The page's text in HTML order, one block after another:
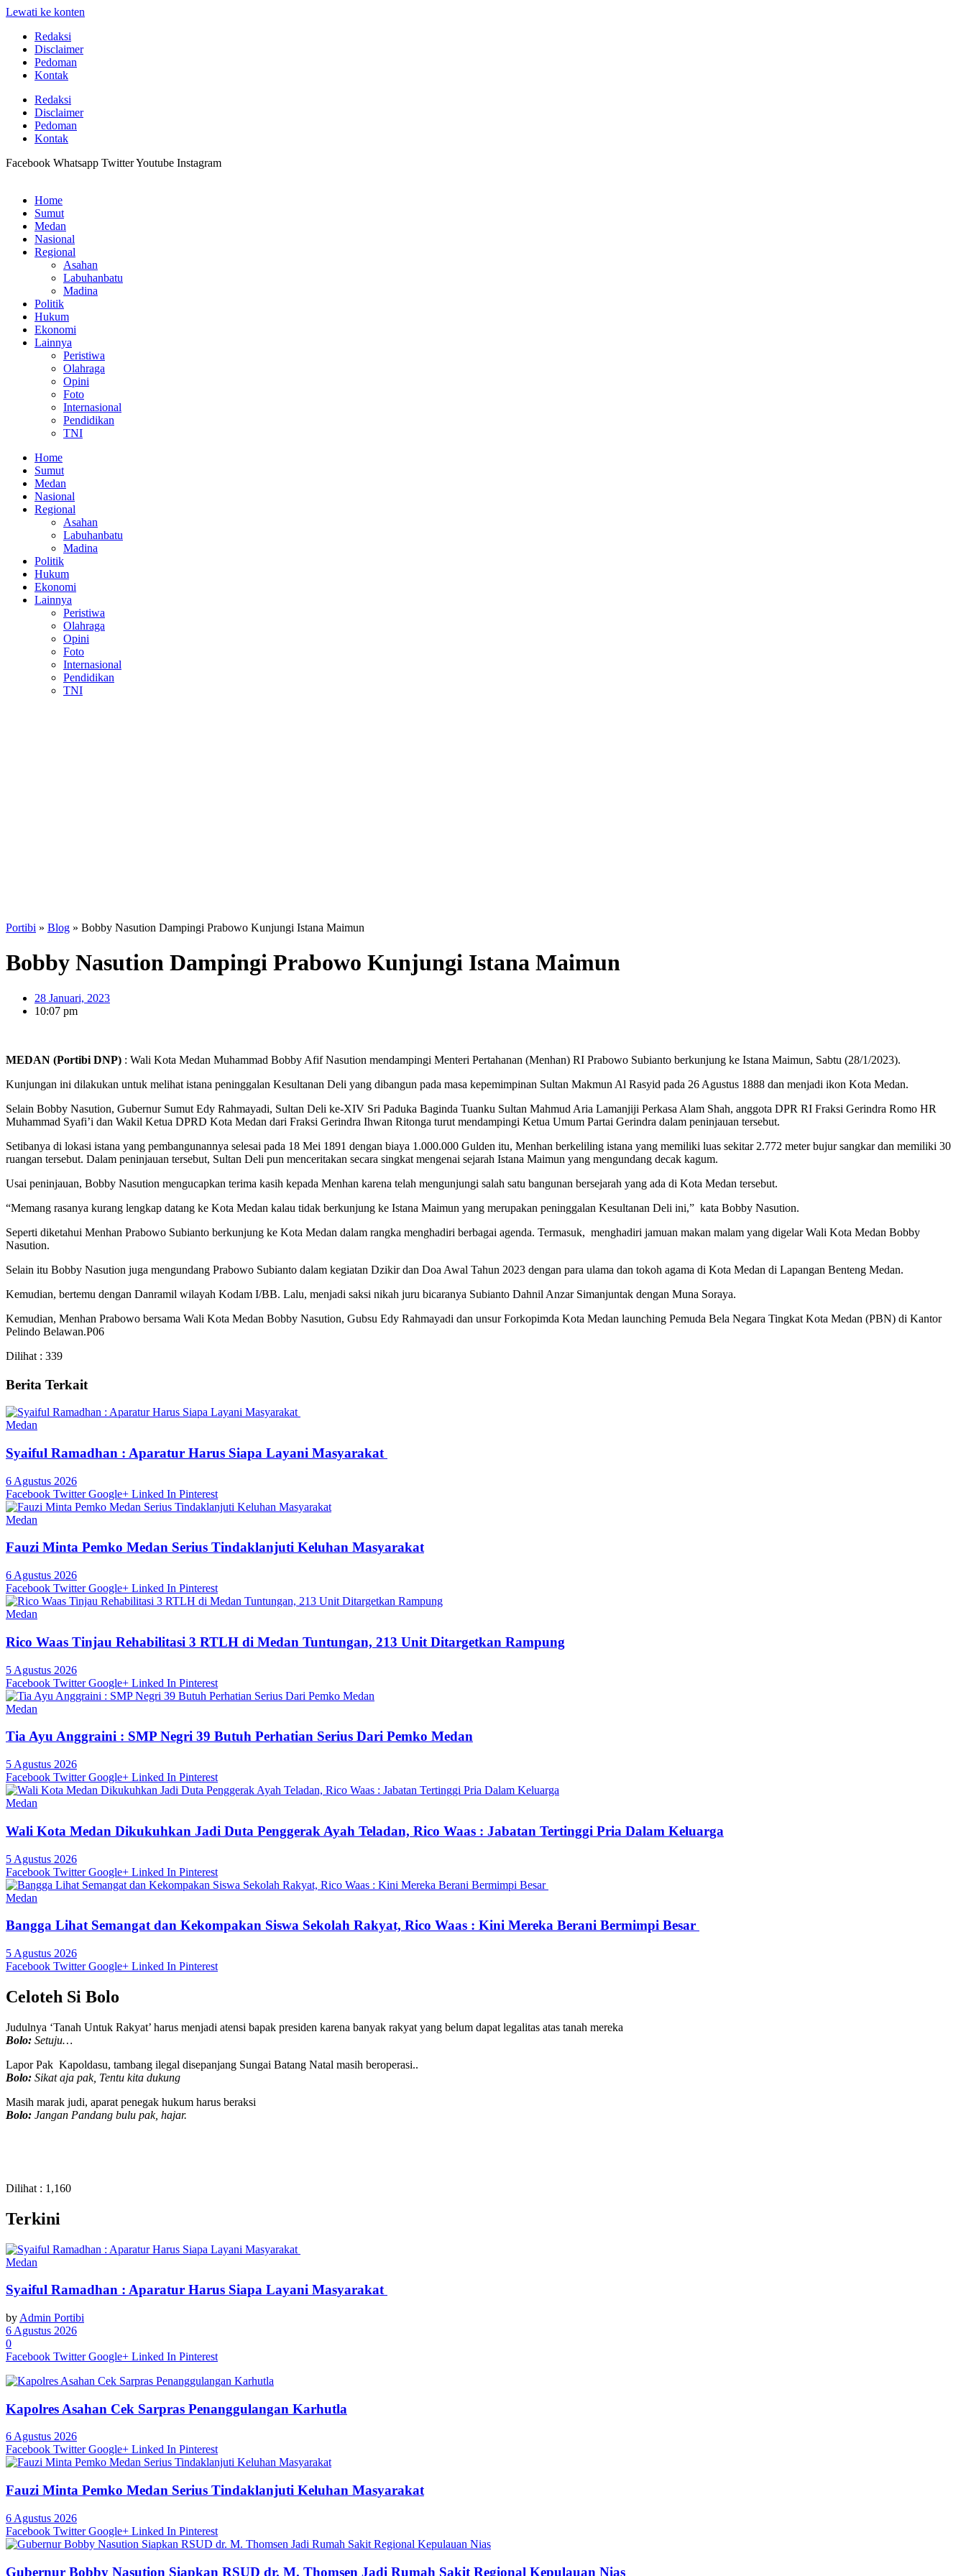
Lewati ke konten
Redaksi
Disclaimer
Pedoman
Kontak
Redaksi
Disclaimer
Pedoman
Kontak
Facebook Whatsapp TwitterYoutube Instagram
Home
Sumut
Medan
Nasional
Regional
Asahan
Labuhanbatu
Madina
Politik
Hukum
Ekonomi
Lainnya
Peristiwa
Olahraga
Opini
Foto
Internasional
Pendidikan
TNI
Home
Sumut
Medan
Nasional
Regional
Asahan
Labuhanbatu
Madina
Politik
Hukum
Ekonomi
Lainnya
Peristiwa
Olahraga
Opini
Foto
Internasional
Pendidikan
TNI
Portibi » Blog » Bobby Nasution Dampingi Prabowo Kunjungi Istana Maimun
Bobby Nasution Dampingi Prabowo Kunjungi Istana Maimun
28 Januari, 2023
10:07 pm
MEDAN (Portibi DNP) : Wali Kota Medan Muhammad Bobby Afif Nasution mendampingi Menteri Pertahanan (Menhan) RI Prabowo Subianto berkunjung ke Istana Maimun, Sabtu (28/1/2023).
Kunjungan ini dilakukan untuk melihat istana peninggalan Kesultanan Deli yang dibangun pada masa kepemimpinan Sultan Makmun Al Rasyid pada 26 Agustus 1888 dan menjadi ikon Kota Medan.
Selain Bobby Nasution, Gubernur Sumut Edy Rahmayadi, Sultan Deli ke-XIV Sri Paduka Baginda Tuanku Sultan Mahmud Aria Lamanjiji Perkasa Alam Shah, anggota DPR RI Fraksi Gerindra Romo HR
Muhammad Syafi’i dan Wakil Ketua DPRD Kota Medan dari Fraksi Gerindra Ihwan Ritonga turut mendampingi Ketua Umum Partai Gerindra dalam peninjauan tersebut.
Setibanya di lokasi istana yang pembangunannya selesai pada 18 Mei 1891 dengan biaya 1.000.000 Gulden itu, Menhan berkeliling istana yang memiliki luas sekitar 2.772 meter bujur sangkar dan memiliki 30
ruangan tersebut. Dalam peninjauan tersebut, Sultan Deli pun menceritakan secara singkat mengenai sejarah Istana Maimun yang mengundang decak kagum.
Usai peninjauan, Bobby Nasution mengucapkan terima kasih kepada Menhan karena telah mengunjungi salah satu bangunan bersejarah yang ada di Kota Medan tersebut.
“Memang rasanya kurang lengkap datang ke Kota Medan kalau tidak berkunjung ke Istana Maimun yang merupakan peninggalan Kesultanan Deli ini,” kata Bobby Nasution.
Seperti diketahui Menhan Prabowo Subianto berkunjung ke Kota Medan dalam rangka menghadiri berbagai agenda. Termasuk, menghadiri jamuan makan malam yang digelar Wali Kota Medan Bobby
Nasution.
Selain itu Bobby Nasution juga mengundang Prabowo Subianto dalam kegiatan Dzikir dan Doa Awal Tahun 2023 dengan para ulama dan tokoh agama di Kota Medan di Lapangan Benteng Medan.
Kemudian, bertemu dengan Danramil wilayah Kodam I/BB. Lalu, menjadi saksi nikah juru bicaranya Subianto Dahnil Anzar Simanjuntak dengan Muna Soraya.
Kemudian, Menhan Prabowo bersama Wali Kota Medan Bobby Nasution, Gubsu Edy Rahmayadi dan unsur Forkopimda Kota Medan launching Pemuda Bela Negara Tingkat Kota Medan (PBN) di Kantor
Pelindo Belawan.P06
Dilihat : 339
Berita Terkait
Medan
Syaiful Ramadhan : Aparatur Harus Siapa Layani Masyarakat
6 Agustus 2026
Facebook Twitter Google+ Linked In Pinterest
Medan
Fauzi Minta Pemko Medan Serius Tindaklanjuti Keluhan Masyarakat
6 Agustus 2026
Facebook Twitter Google+ Linked In Pinterest
Medan
Rico Waas Tinjau Rehabilitasi 3 RTLH di Medan Tuntungan, 213 Unit Ditargetkan Rampung
5 Agustus 2026
Facebook Twitter Google+ Linked In Pinterest
Medan
Tia Ayu Anggraini : SMP Negri 39 Butuh Perhatian Serius Dari Pemko Medan
5 Agustus 2026
Facebook Twitter Google+ Linked In Pinterest
Medan
Wali Kota Medan Dikukuhkan Jadi Duta Penggerak Ayah Teladan, Rico Waas : Jabatan Tertinggi Pria Dalam Keluarga
5 Agustus 2026
Facebook Twitter Google+ Linked In Pinterest
Medan
Bangga Lihat Semangat dan Kekompakan Siswa Sekolah Rakyat, Rico Waas : Kini Mereka Berani Bermimpi Besar
5 Agustus 2026
Facebook Twitter Google+ Linked In Pinterest
Celoteh Si Bolo
Judulnya ‘Tanah Untuk Rakyat’ harus menjadi atensi bapak presiden karena banyak rakyat yang belum dapat legalitas atas tanah mereka
Bolo: Setuju…
Lapor Pak Kapoldasu, tambang ilegal disepanjang Sungai Batang Natal masih beroperasi..
Bolo: Sikat aja pak, Tentu kita dukung
Masih marak judi, aparat penegak hukum harus beraksi
Bolo: Jangan Pandang bulu pak, hajar.
Dilihat : 1,160
Terkini
Medan
Syaiful Ramadhan : Aparatur Harus Siapa Layani Masyarakat
by Admin Portibi
6 Agustus 2026
0
Facebook Twitter Google+ Linked In Pinterest
Kapolres Asahan Cek Sarpras Penanggulangan Karhutla
6 Agustus 2026
Facebook Twitter Google+ Linked In Pinterest
Fauzi Minta Pemko Medan Serius Tindaklanjuti Keluhan Masyarakat
6 Agustus 2026
Facebook Twitter Google+ Linked In Pinterest
Gubernur Bobby Nasution Siapkan RSUD dr. M. Thomsen Jadi Rumah Sakit Regional Kepulauan Nias